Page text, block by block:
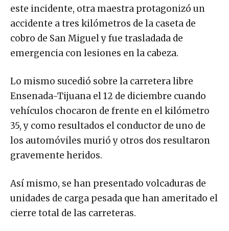
este incidente, otra maestra protagonizó un
accidente a tres kilómetros de la caseta de
cobro de San Miguel y fue trasladada de
emergencia con lesiones en la cabeza.
Lo mismo sucedió sobre la carretera libre
Ensenada-Tijuana el 12 de diciembre cuando
vehículos chocaron de frente en el kilómetro
35, y como resultados el conductor de uno de
los automóviles murió y otros dos resultaron
gravemente heridos.
Así mismo, se han presentado volcaduras de
unidades de carga pesada que han ameritado el
cierre total de las carreteras.